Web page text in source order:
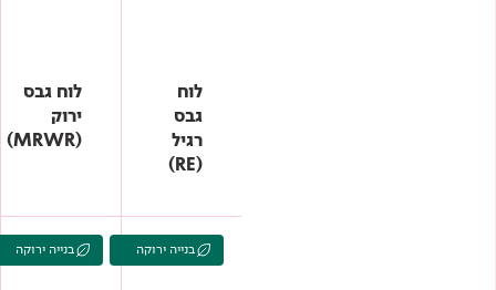
לוח
גבס
רגיל
(RE)
לוח גבס
ירוק
(MRWR)
בנייה ירוקה בנייה ירוקה